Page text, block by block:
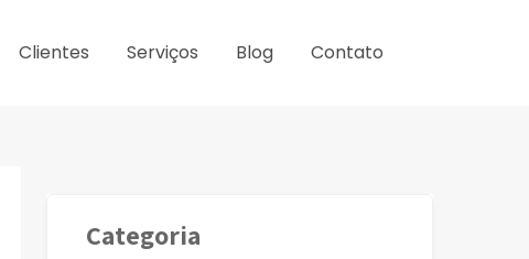
Clientes Serviços Blog Contato
Categoria